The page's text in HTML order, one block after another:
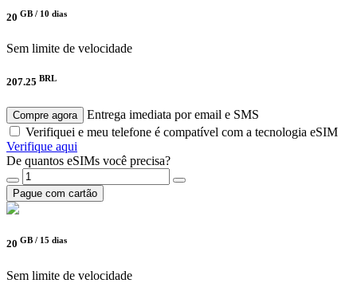
20 GB / 10 dias
Sem limite de velocidade
207.25 BRL
Compre agora
Entrega imediata por email e SMS
Verifiquei e meu telefone é compatível com a tecnologia eSIM
Verifique aqui
De quantos eSIMs você precisa?
Pague com cartão
20 GB / 15 dias
Sem limite de velocidade